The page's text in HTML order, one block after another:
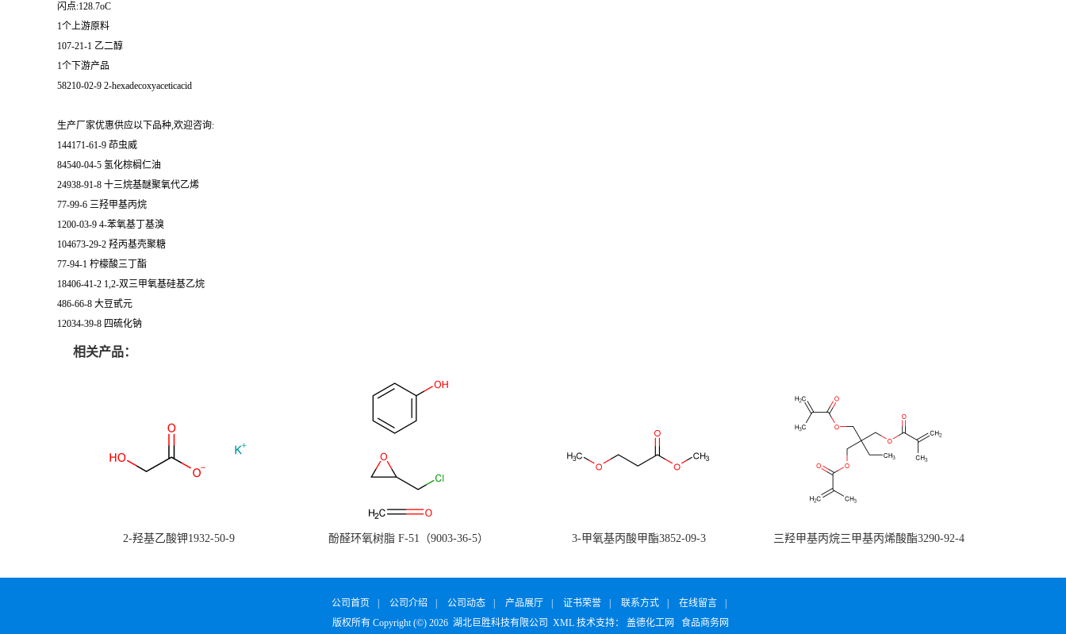
闪点:128.7oC
1个上游原料
107-21-1 乙二醇
1个下游产品
58210-02-9 2-hexadecoxyaceticacid
生产厂家优惠供应以下品种,欢迎咨询:
144171-61-9 茚虫威
84540-04-5 氢化棕榈仁油
24938-91-8 十三烷基醚聚氧代乙烯
77-99-6 三羟甲基丙烷
1200-03-9 4-苯氧基丁基溴
104673-29-2 羟丙基壳聚糖
77-94-1 柠檬酸三丁酯
18406-41-2 1,2-双三甲氧基硅基乙烷
486-66-8 大豆甙元
12034-39-8 四硫化钠
相关产品：
2-羟基乙酸钾1932-50-9 酚醛环氧树脂 F-51（9003-36-5） 3-甲氧基丙酸甲酯3852-09-3 三羟甲基丙烷三甲基丙烯酸酯3290-92-4
公司首页 公司介绍 公司动态 产品展厅 证书荣誉 联系方式 在线留言
版权所有 Copyright (©) 2026 湖北巨胜科技有限公司 XML 技术支持： 盖德化工网 食品商务网